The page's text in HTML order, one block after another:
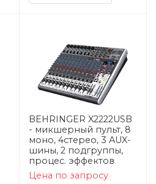
BEHRINGER X2222USB
- микшерный пульт, 8
моно, 4стерео, 3 AUX-
шины, 2 подгруппы,
процес. эффектов
Цена по запросу